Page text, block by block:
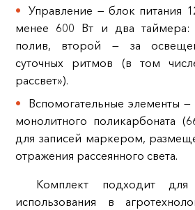
Управление — блок питания
менее 600 Вт и два таймера:
полив, второй — за
суточных ритмов (в том
рассвет»).
Вспомогательные элементы
монолитного поликарбоната
для записей маркером,
отражения рассеянного света.
Комплект подходит для
использования в